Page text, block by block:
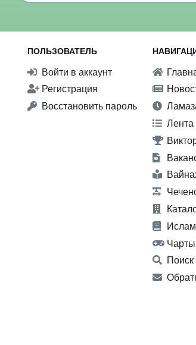
ПОЛЬЗОВАТЕЛЬ
Войти в аккаунт
Регистрация
Восстановить пароль
Лента
Поиск